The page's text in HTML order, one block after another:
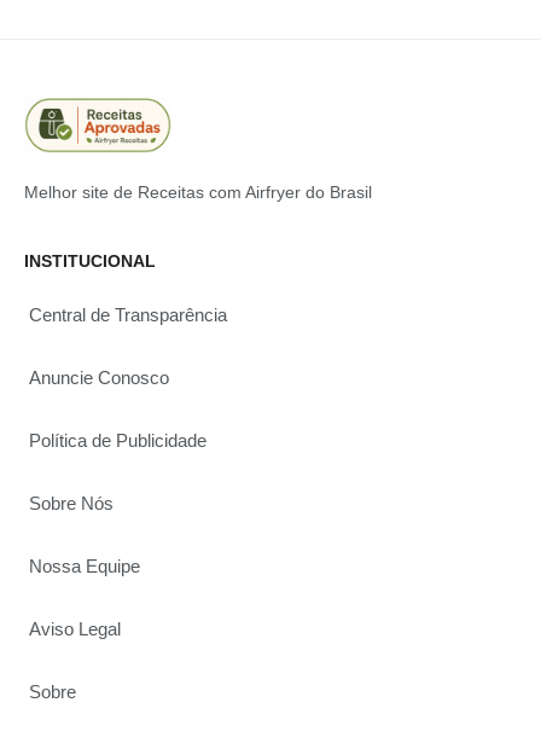
Melhor site de Receitas com Airfryer do Brasil
INSTITUCIONAL
Central de Transparência
Anuncie Conosco
Política de Publicidade
Sobre Nós
Nossa Equipe
Aviso Legal
Sobre